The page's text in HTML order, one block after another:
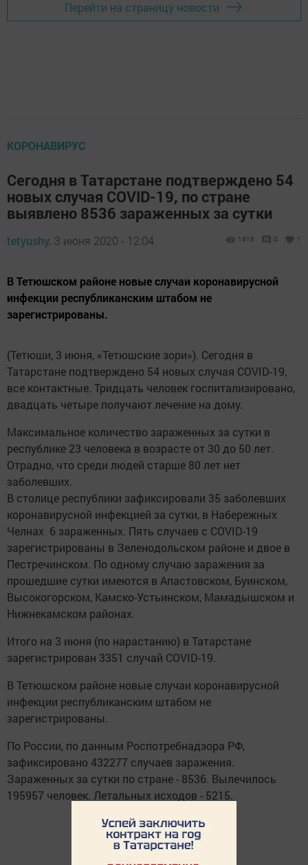
Перейти на страницу новости
КОРОНАВИРУС
Сегодня в Татарстане подтверждено 54
новых случая COVID-19, по стране
выявлено 8536 зараженных за сутки
tetyushy, 3 июня 2020 - 12:04 1916 0 1
В Тетюшском районе новые случаи коронавирусной
инфекции республиканским штабом не
зарегистрированы.
(Тетюши, 3 июня, «Тетюшские зори»). Сегодня в
Татарстане подтверждено 54 новых случая COVID-19,
все контактные. Тридцать человек госпитализировано,
двадцать четыре получают лечение на дому.
Максимальное количество зараженных за сутки в
республике 23 человека в возрасте от 30 до 50 лет.
Отрадно, что среди людей старше 80 лет нет
заболевших.
В столице республики зафиксировали 35 заболевших
коронавирусной инфекцией за сутки, в Набережных
Челнах 6 зараженных. Пять случаев с COVID-19
зарегистрированы в Зеленодольском районе и двое в
Пестречинском. По одному случаю заражения за
прошедшие сутки имеются в Апастовском, Буинском,
Высокогорском, Камско-Устьинском, Мамадышском и
Нижнекамском районах.
Итого на 3 июня (по нарастанию) в Татарстане
зарегистрирован 3351 случай COVID-19.
В Тетюшском районе новые случаи коронавирусной
инфекции республиканским штабом не
зарегистрированы.
По России, по данным Роспотребнадзора РФ,
зафиксировано 432277 случаев заражения.
Зараженных за сутки по стране - 8536. Вылечилось
195957 человек. Летальных исходов - 5215.